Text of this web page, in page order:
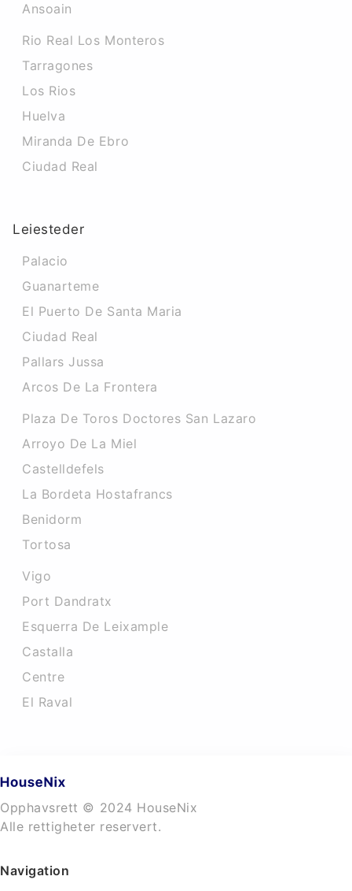
Ansoain
Rio Real Los Monteros
Tarragones
Los Rios
Huelva
Miranda De Ebro
Ciudad Real
Leiesteder
Palacio
Guanarteme
El Puerto De Santa Maria
Ciudad Real
Pallars Jussa
Arcos De La Frontera
Plaza De Toros Doctores San Lazaro
Arroyo De La Miel
Castelldefels
La Bordeta Hostafrancs
Benidorm
Tortosa
Vigo
Port Dandratx
Esquerra De Leixample
Castalla
Centre
El Raval
Opphavsrett © 2024 HouseNix
Alle rettigheter reservert.
Navigation